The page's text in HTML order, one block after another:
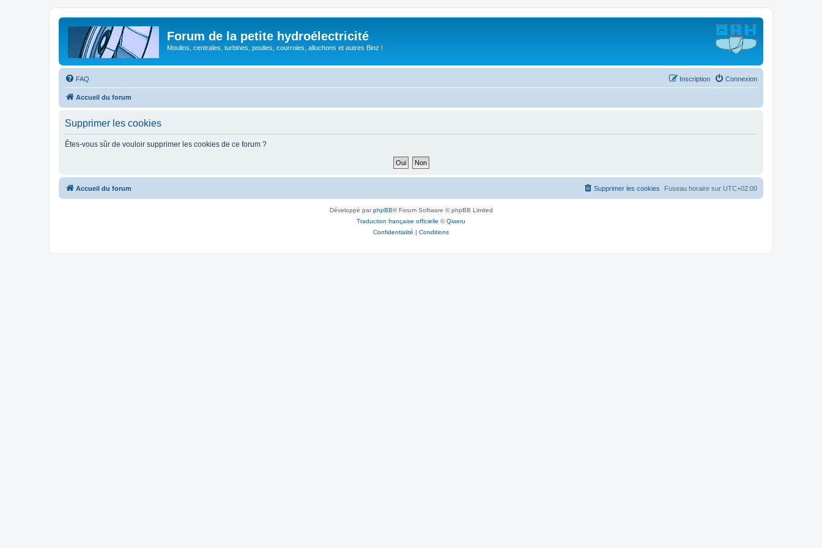
Forum de la petite hydroélectricité
Moulins, centrales, turbines, poulies, courroies, alluchons et autres Binz !
FAQ Connexion
Inscription
Accueil du forum
Supprimer les cookies
Êtes-vous sûr de vouloir supprimer les cookies de ce forum ?
Accueil du forum Fuseau horaire sur UTC+02:00
Supprimer les cookies
Développé parphpBB® Forum Software © phpBB Limited
Traduction française officielle ©Qiaeru
Confidentialité | Conditions